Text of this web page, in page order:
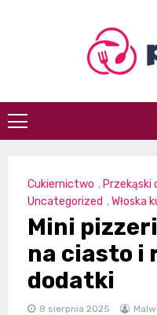
Cukiernictwo , Przekąski
Uncategorized ,Włoska
Mini
na ciasto i
dodatki
8 sierpnia 2025